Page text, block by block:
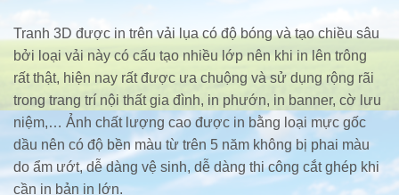
Tranh 3D được in trên vải lụa có độ bóng và tạo chiều sâu
bởi loại vải này có cấu tạo nhiều lớp nên khi in lên trông
rất thật, hiện nay rất được ưa chuộng và sử dụng rộng rãi
trong trang trí nội thất gia đình, in phướn, in banner, cờ lưu
niệm,… Ảnh chất lượng cao được in bằng loại mực gốc
dầu nên có độ bền màu từ trên 5 năm không bị phai màu
do ẩm ướt, dễ dàng vệ sinh, dễ dàng thi công cắt ghép khi
cần in bản in lớn.